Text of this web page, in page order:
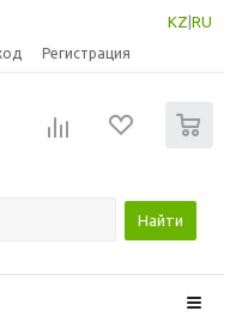
KZ RU
Регистрация
Найти